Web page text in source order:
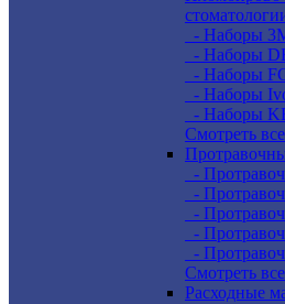
- Наборы
- Наборы
- Наборы
- Наборы
- Наборы
Смотреть
-
-
-
-
-
Смотреть
Расходные